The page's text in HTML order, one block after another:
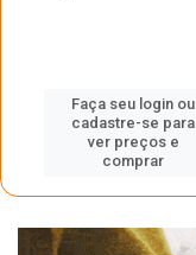
Faça seu login ou
cadastre-se para
ver preços e
comprar